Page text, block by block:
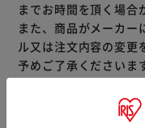
までお時間を頂く場合
また、商品がメーカー
ル又は注文内容の変更
予めご了承くださいま